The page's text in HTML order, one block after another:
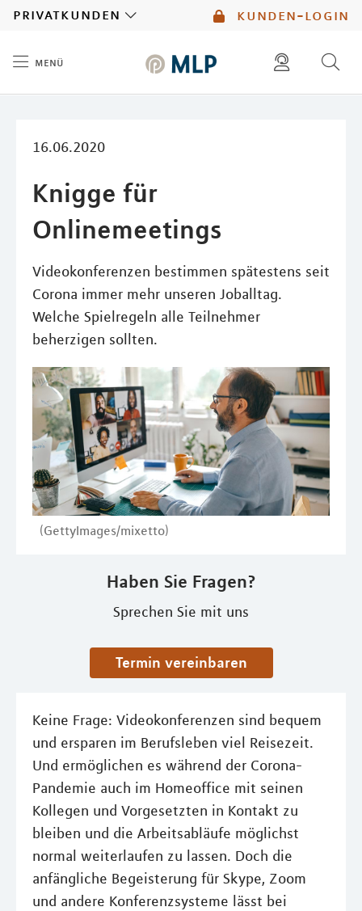
kunden-login
privatkunden
menü
16.06.2020
Knigge für
Onlinemeetings
Videokonferenzen bestimmen spätestens seit
Corona immer mehr unseren Joballtag.
Welche Spielregeln alle Teilnehmer
beherzigen sollten.
(GettyImages/mixetto)
Haben Sie Fragen?
Sprechen Sie mit uns
Termin vereinbaren
Keine Frage: Videokonferenzen sind bequem
und ersparen im Berufsleben viel Reisezeit.
Und ermöglichen es während der Corona-
Pandemie auch im Homeoffice mit seinen
Kollegen und Vorgesetzten in Kontakt zu
bleiben und die Arbeitsabläufe möglichst
normal weiterlaufen zu lassen. Doch die
anfängliche Begeisterung für Skype, Zoom
und andere Konferenzsysteme lässt bei